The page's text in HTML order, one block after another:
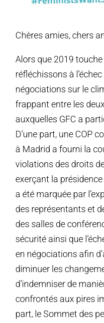
Chères amies, chers
Alors que 2019
réfléchissons à
négociations sur le
frappant entre les
auxquelles GFC a
D’une part, une COP
à Madrid a fourni la
violations des droits
exerçant la
a été marquée par
des représentants et
des salles de
sécurité ainsi que
en négociations afin
diminuer les
d’indemniser de
confrontés aux pires
part, le Sommet des